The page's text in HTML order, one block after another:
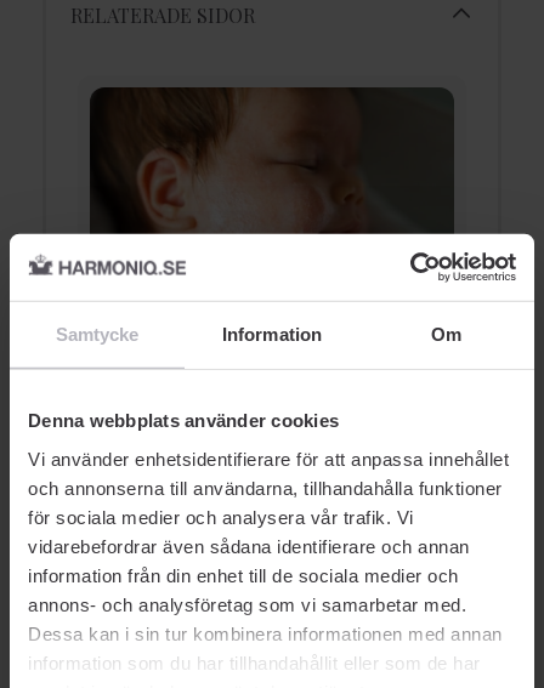
Samtycke Information Om
Denna webbplats använder cookies
Vi använder enhetsidentifierare för att anpassa innehållet
och annonserna till användarna, tillhandahålla funktioner
för sociala medier och analysera vår trafik. Vi
vidarebefordrar även sådana identifierare och annan
information från din enhet till de sociala medier och
annons- och analysföretag som vi samarbetar med.
Dessa kan i sin tur kombinera informationen med annan
information som du har tillhandahållit eller som de har
RELATERADE SIDOR
Använd inte detta på bebisars
AUKTORISERAD ÅTERFÖRSÄLJARE